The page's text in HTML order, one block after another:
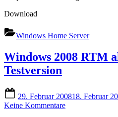
Download
Windows Home Server
Windows 2008 RTM
Testversion
on
29. Februar 200818. Februar
Keine Kommentarezu